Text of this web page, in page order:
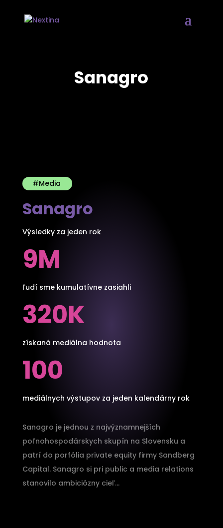
Sanagro
#Media
Sanagro
Výsledky za jeden rok
9M
ľudí sme kumulatívne zasiahli
320K
získaná mediálna hodnota
100
mediálnych výstupov za jeden kalendárny rok
Sanagro je jednou z najvýznamnejších
poľnohospodárskych skupín na Slovensku a
patrí do porfólia private equity firmy Sandberg
Capital. Sanagro si pri public a media relations
stanovilo ambiciózny cieľ…